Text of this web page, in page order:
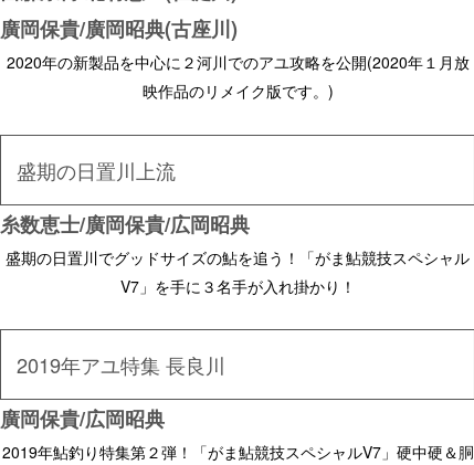
廣岡保貴/廣岡昭典(古座川)
2020年の新製品を中心に２河川でのアユ攻略を公開(2020年１月放
映作品のリメイク版です。)
盛期の日置川上流
糸数恵士/廣岡保貴/広岡昭典
盛期の日置川でグッドサイズの鮎を追う！「がま鮎競技スペシャル
V7」を手に３名手が入れ掛かり！
2019年アユ特集 長良川
廣岡保貴/広岡昭典
2019年鮎釣り特集第２弾！「がま鮎競技スペシャルV7」硬中硬＆胴